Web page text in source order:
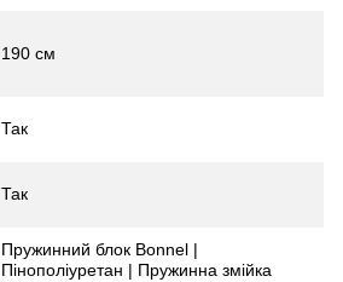
190 см
Так
Так
Пружинний блок Bonnel |
Пінополіуретан | Пружинна змійка